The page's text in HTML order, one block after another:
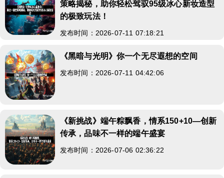
策略揭秘，助你轻松驾驭95级冰心新妆造型
的极致玩法！
发布时间：2026-07-11 07:18:21
《黑暗与光明》你一个无尽遐想的空间
发布时间：2026-07-11 04:42:06
《新挑战》端午粽飘香，情系150+10—创新
传承，品味不一样的端午盛宴
发布时间：2026-07-06 02:36:22